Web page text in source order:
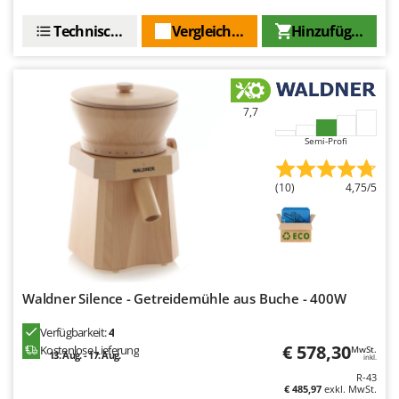
Sbaraglia
Seven Italy
Shark
Shindaiwa
Silky
Simatech
Sirman
Skil
Smartwood
Smeg
Snapper
Solidur
Hinzufügen
Vergleichen Sie
Technische Daten
7,7
Semi-Profi
(10) 4,75/5
Waldner Silence - Getreidemühle aus Buche - 400W
Verfügbarkeit:4
Kostenlose Lieferung
13. Aug. - 17. Aug. € 578,30MwSt.
inkl.
R-43
€ 485,97 exkl. MwSt.